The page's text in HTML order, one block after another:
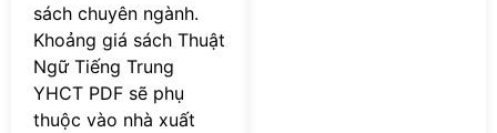
sách chuyên ngành.
Khoảng giá sách Thuật
Ngữ Tiếng Trung
YHCT PDF sẽ phụ
thuộc vào nhà xuất